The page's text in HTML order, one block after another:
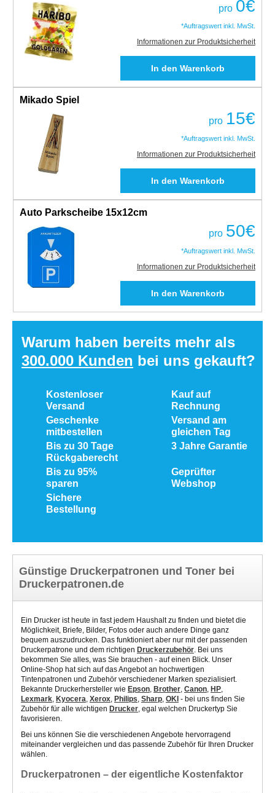
pro 0€
*Auftragswert inkl. MwSt.
Informationen zur Produktsicherheit
Mikado Spiel
pro 15€
*Auftragswert inkl. MwSt.
Informationen zur Produktsicherheit
Auto Parkscheibe 15x12cm
pro 50€
*Auftragswert inkl. MwSt.
Informationen zur Produktsicherheit
Warum haben bereits mehr als
300.000 Kunden bei uns gekauft?
Kostenloser
Versand
Kauf auf
Rechnung
Geschenke
mitbestellen
Versand am
gleichen Tag
Bis zu 30 Tage
Rückgaberecht
3 Jahre Garantie
Bis zu 95%
sparen
Geprüfter
Webshop
Sichere
Bestellung
Günstige Druckerpatronen und Toner bei
Druckerpatronen.de
Ein Drucker ist heute in fast jedem Haushalt zu finden und bietet die
Möglichkeit, Briefe, Bilder, Fotos oder auch andere Dinge ganz
bequem auszudrucken. Das funktioniert aber nur mit der passenden
Druckerpatrone und dem richtigen Druckerzubehör. Bei uns
bekommen Sie alles, was Sie brauchen - auf einen Blick. Unser
Online-Shop hat sich auf das Angebot an hochwertigen
Tintenpatronen und Zubehör verschiedener Marken spezialisiert.
Bekannte Druckerhersteller wie Epson, Brother, Canon, HP,
Lexmark, Kyocera, Xerox, Philips, Sharp, OKI - bei uns finden Sie
Zubehör für alle wichtigen Drucker, egal welchen Druckertyp Sie
favorisieren.
Bei uns können Sie die verschiedenen Angebote hervorragend
miteinander vergleichen und das passende Zubehör für Ihren Drucker
wählen.
Druckerpatronen – der eigentliche Kostenfaktor